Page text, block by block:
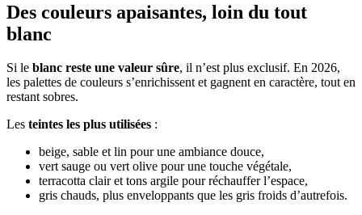
Des couleurs apaisantes, loin du tout
blanc
Si le blanc reste une valeur sûre, il n’est plus exclusif. En 2026,
les palettes de couleurs s’enrichissent et gagnent en caractère, tout en
restant sobres.
Les teintes les plus utilisées :
beige, sable et lin pour une ambiance douce,
vert sauge ou vert olive pour une touche végétale,
terracotta clair et tons argile pour réchauffer l’espace,
gris chauds, plus enveloppants que les gris froids d’autrefois.